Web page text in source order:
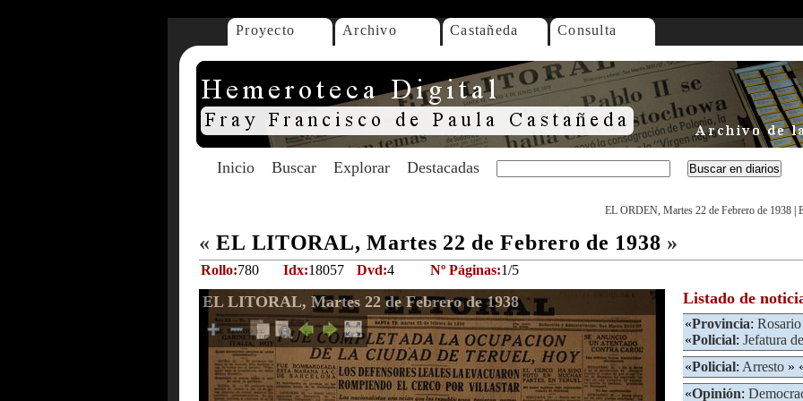
Proyecto Archivo Castañeda Consulta
Inicio Buscar Explorar Destacadas
EL ORDEN, Martes 22 de Febrero de 1938
« EL LITORAL, Martes 22 de Febrero de 1938 »
Rollo:780 Idx:18057 Dvd:4 Nº Páginas:1/5
EL LITORAL, Martes 22 de Febrero de 1938 Listado de
«Provincia: Rosario
«Policial: Jefatura
«Policial: Arresto »
«Opinión: